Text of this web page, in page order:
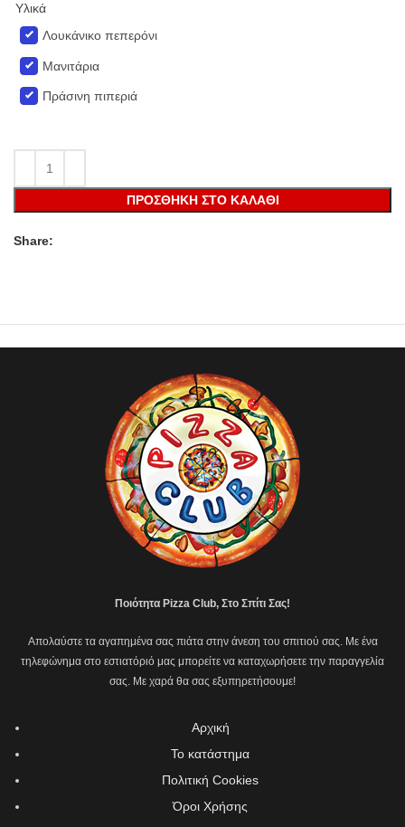
Υλικά
Λουκάνικο πεπερόνι
Μανιτάρια
Πράσινη πιπεριά
ΠΡΟΣΘΉΚΗ ΣΤΟ ΚΑΛΆΘΙ
Share:
Ποιότητα Pizza Club, Στο Σπίτι Σας!
Απολαύστε τα αγαπημένα σας πιάτα στην άνεση του σπιτιού σας. Με ένα
τηλεφώνημα στο εστιατόριό μας μπορείτε να καταχωρήσετε την παραγγελία
σας. Με χαρά θα σας εξυπηρετήσουμε!
Αρχική
Το κατάστημα
Πολιτική Cookies
Όροι Χρήσης